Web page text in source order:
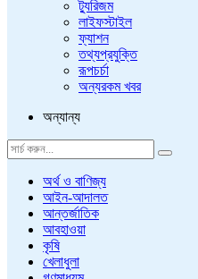
ট্যুরিজম
লাইফস্টাইল
ফ্যাশন
তথ্যপ্রযুক্তি
রূপচর্চা
অন্যরকম খবর
অন্যান্য
অর্থ ও বাণিজ্য
আইন-আদালত
আন্তর্জাতিক
আবহাওয়া
কৃষি
খেলাধুলা